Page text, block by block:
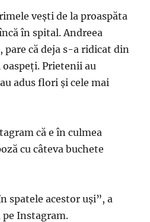
veşti de la proaspăta
în spital. Andreea
pare că deja s-a ridicat din
Prietenii au
adus flori şi cele mai
că e în culmea
cu câteva buchete
spatele acestor uşi”, a
pe Instagram.